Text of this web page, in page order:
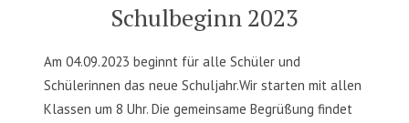
Schulbeginn 2023
Am 04.09.2023 beginnt für alle Schüler und
Schülerinnen das neue Schuljahr.Wir starten mit allen
Klassen um 8 Uhr. Die gemeinsame Begrüßung findet